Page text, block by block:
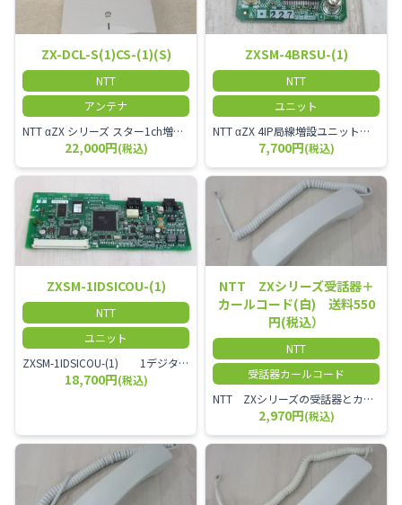
ZX-DCL-S(1)CS-(1)(S)
NTT
アンテナ
NTT αZX シリーズ スター1ch増設接続装置 コードレス接続用アンテナ ZX-DCL-S1CS-1M ZX-DCL-PS等と組み合わせて使用します。 ZX-DCL-PSを複数台接続できますが同時に通話できるのは１台のみです。
22,000円(税込)
ZXSM-4BRSU-(1)
NTT
ユニット
NTT αZX 4IP局線増設ユニット ひかり電話オフィスタイプで4ch以上にしたい場合必要となるユニットです。
7,700円(税込)
ZXSM-1IDSICOU-(1)
NTT
ユニット
ZXSM-1IDSICOU-(1) 1デジタル局線ユニット
18,700円(税込)
NTT ZXシリーズ受話器＋
カールコード(白) 送料550
円(税込）
NTT
受話器カールコード
NTT ZXシリーズの受話器とカールコードセット／本商品は中古品となります。 写真では分かりにくいキズ・汚れなどの使用感があります。 経年変化で日焼けの色味が強くなる場合がございます。 予めご理解・ご了承頂きますようお願いいたします。
2,970円(税込)